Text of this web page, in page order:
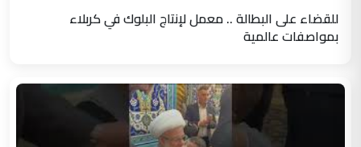
للقضاء على البطالة .. معمل لإنتاج البلوك في كربلاء
بمواصفات عالمية